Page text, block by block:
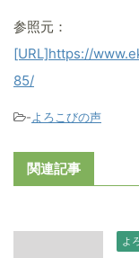
参照元：
[URL]https://
85/
-よろこびの声
関連記事
よ